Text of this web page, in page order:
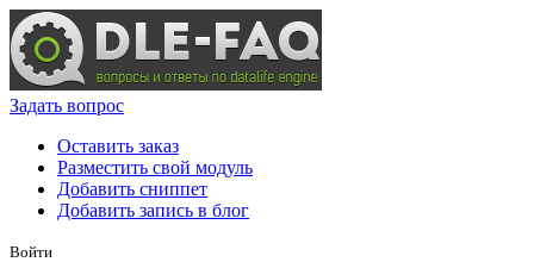
Задать вопрос
Оставить заказ
Разместить свой модуль
Добавить сниппет
Добавить запись в блог
Войти